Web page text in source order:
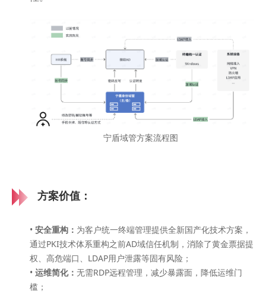
宁盾域管方案流程图
方案价值：
• 安全重构： 为客户统一终端管理提供全新国产化技术方案，
通过PKI技术体系重构之前AD域信任机制，消除了黄金票据提
权、高危端口、LDAP用户泄露等固有风险；
• 运维简化： 无需RDP远程管理，减少暴露面，降低运维门
槛；